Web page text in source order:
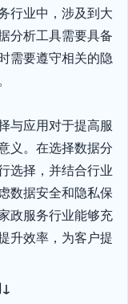
行业中，涉及到大
分析工具需要具备
需要遵守相关的隐
与应用对于提高服
义。在选择数据分
选择，并结合行业
数据安全和隐私保
政服务行业能够充
升效率，为客户提